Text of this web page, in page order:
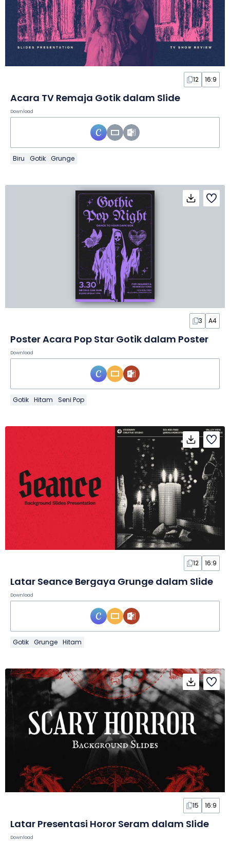
12 16:9
Acara TV Remaja Gotik dalam Slide
Download
Biru Gotik Grunge
3 A4
Poster Acara Pop Star Gotik dalam Poster
Download
Gotik Hitam Seni Pop
12 16:9
Latar Seance Bergaya Grunge dalam Slide
Download
Gotik Grunge Hitam
15 16:9
Latar Presentasi Horor Seram dalam Slide
Download